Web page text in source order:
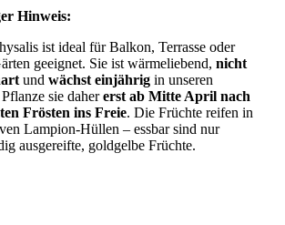
Hinweis:
ist ideal für Balkon, Terrasse oder
geeignet. Sie ist wärmeliebend, nicht
und wächst einjährig in unseren
sie dahererst ab Mitte April nach
Frösten ins Freie. Die Früchte reifen in
Lampion-Hüllen – essbar sind nur
ausgereifte, goldgelbe Früchte.